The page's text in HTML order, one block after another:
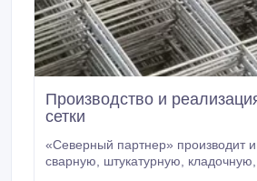
Производство и
сетки
«Северный партнер» производит
сварную, штукатурную, кладочную, проволочную и